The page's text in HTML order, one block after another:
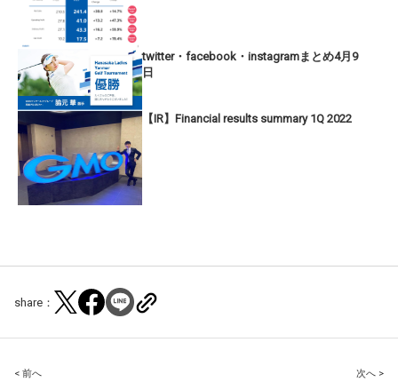
twitter・facebook・instagramまとめ4月9
日
【IR】Financial results summary 1Q 2022
share：
Post
< 前へ 次へ >